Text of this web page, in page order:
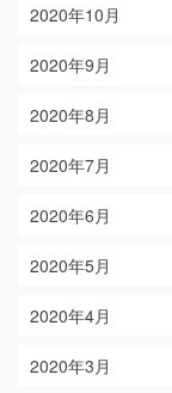
2020年10月
2020年9月
2020年8月
2020年7月
2020年6月
2020年5月
2020年4月
2020年3月